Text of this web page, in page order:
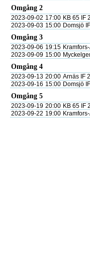
Omgång 2
2023-09-02 17:00 KB 65 IF
2023-09-03 15:00 Domsjö
Omgång 3
2023-09-06 19:15
2023-09-09 15:00
Omgång 4
2023-09-13 20:00 Arnäs IF
2023-09-16 15:00 Domsjö
Omgång 5
2023-09-19 20:00 KB 65 IF
2023-09-22 19:00